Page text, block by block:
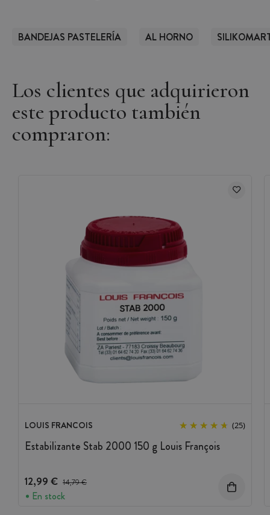
BANDEJAS PASTELERÍA AL HORNO
Los clientes que adquirieron
este producto también
compraron:
LOUIS FRANCOIS (25)
Estabilizante Stab 2000 150 g Louis François
12,99 € Precio antes del descuento
14,79 €
En stock